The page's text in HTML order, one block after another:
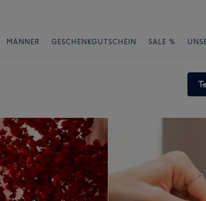
MÄNNER GESCHENKGUTSCHEIN SALE %